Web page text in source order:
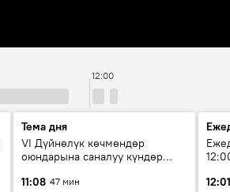
12:00
Тема дня
VI Дүйнөлүк көчмөндөр
оюндарына саналуу күндөр
этапка жетти?
11:08 47 мин
12:01